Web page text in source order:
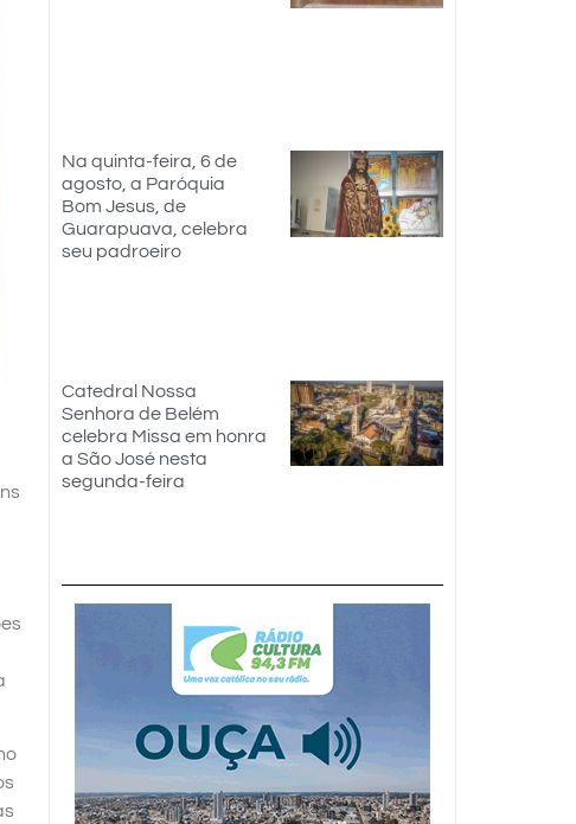
Na quinta-feira, 6 de
agosto, a Paróquia
Bom Jesus, de
Guarapuava, celebra
seu padroeiro
Catedral Nossa
Senhora de Belém
celebra Missa em honra
a São José nesta
segunda-feira